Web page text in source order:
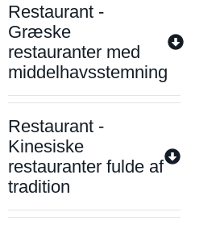
Restaurant -
Græske
restauranter med
middelhavsstemning
Restaurant -
Kinesiske
restauranter fulde af
tradition